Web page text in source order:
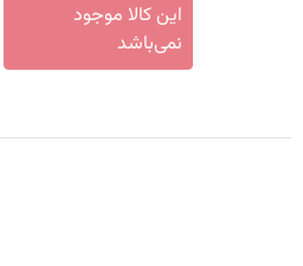
این کالا موجود
نمی‌باشد